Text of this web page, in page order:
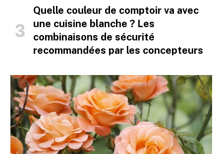
Quelle couleur de comptoir va avec
une cuisine blanche ? Les
combinaisons de sécurité
recommandées par les concepteurs